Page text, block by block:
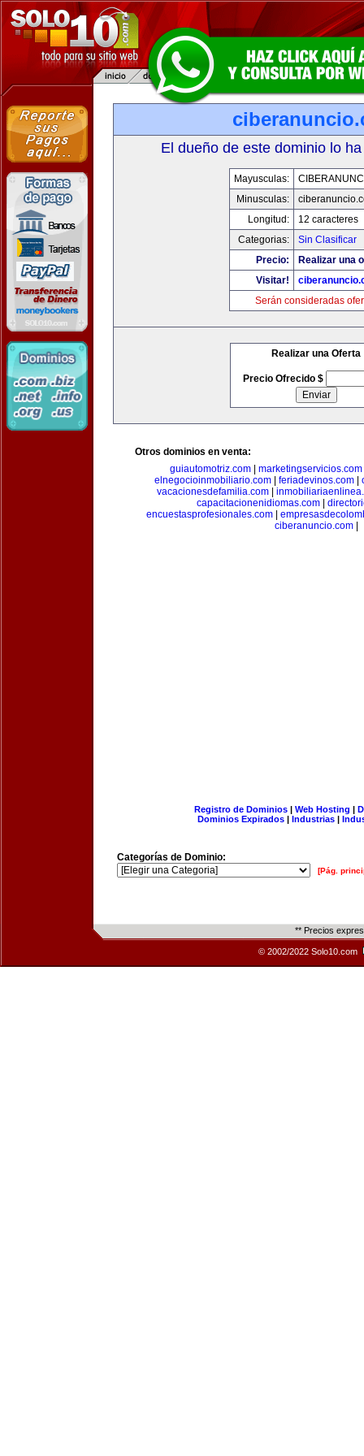
El dueño de este dominio lo
Mayusculas:
Minusculas:
Longitud:
12 caracteres
Categorias:
Sin Clasificar
Precio:
Realizar una
Visitar!
Serán consideradas
Realizar una Oferta
Precio Ofrecido $
Otros dominios en venta:
guiautomotriz.com| marketingservicios.com
elnegocioinmobiliario.com
feriadevinos.com
vacacionesdefamilia.com|
capacitacionenidiomas.com
encuestasprofesionales.com
ciberanuncio.com|
Registro de Dominios| Web Hosting |
Dominios Expirados | Industrias |
Categorías de Dominio:
[Pág.
** Precios
© 2002/2022 Solo10.com